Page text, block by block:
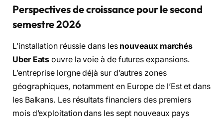
Perspectives de croissance pour le second
semestre 2026
L’installation réussie dans les nouveaux marchés
Uber Eats ouvre la voie à de futures expansions.
L’entreprise lorgne déjà sur d’autres zones
géographiques, notamment en Europe de l’Est et dans
les Balkans. Les résultats financiers des premiers
mois d’exploitation dans les sept nouveaux pays